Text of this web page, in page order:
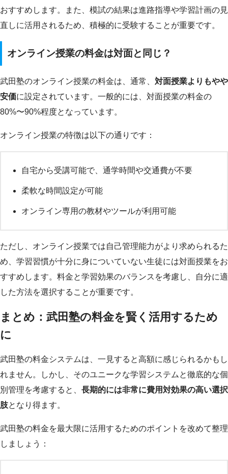
おすすめします。また、模試の結果は進路指導や学習計画の見
直しに活用されるため、積極的に受験することが重要です。
オンライン授業の料金は対面と同じ？
武田塾のオンライン授業の料金は、通常、 対面授業よりもやや
安価に設定されています。一般的には、対面授業の料金の
80%〜90%程度となっています。
オンライン授業の特徴は以下の通りです：
自宅から受講可能で、通学時間や交通費が不要
柔軟な時間設定が可能
オンライン専用の教材やツールが利用可能
ただし、オンライン授業では自己管理能力がより求められるた
め、学習習慣が十分に身についていない生徒には対面授業をお
すすめします。料金と学習効果のバランスを考慮し、自分に適
した方法を選択することが重要です。
まとめ：武田塾の料金を賢く活用するため
に
武田塾の料金システムは、一見すると高額に感じられるかもし
れません。しかし、そのユニークな学習システムと徹底的な個
別管理を考慮すると、 長期的には非常に費用対効果の高い選択
肢となり得ます。
武田塾の料金を最大限に活用するためのポイントを改めて整理
しましょう：